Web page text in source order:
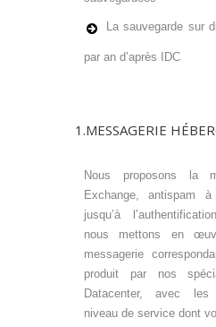
La sauvegarde sur
par an d’après IDC
1.MESSAGERIE
Nous proposons la
Exchange, antispam
jusqu’à
nous mettons en
messagerie
produit par nos
Datacenter, avec les
niveau de service dont